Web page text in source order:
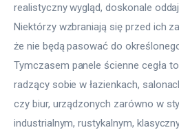
realistyczny wygląd, doskonale
Niektórzy wzbraniają się przed ich
że nie będą pasować do
Tymczasem panele ścienne cegła
radzący sobie w łazienkach,
czy biur, urządzonych zarówno w
industrialnym, rustykalnym,